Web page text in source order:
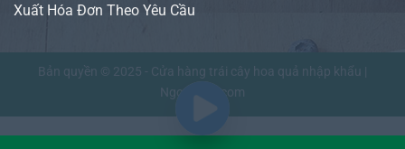
Xuất Hóa Đơn Theo Yêu Cầu
Bản quyền © 2025 - Cửa hàng trái cây hoa quả nhập khẩu |
NgonFruit.com